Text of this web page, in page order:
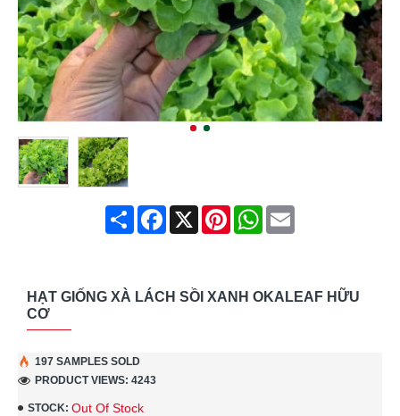
ShareFacebook
X PinterestWhatsApp
Email
HẠT GIỐNG XÀ LÁCH SỒI XANH OKALEAF HỮU
CƠ
STOCK: Out Of Stock
197 SAMPLES SOLD
PRODUCT VIEWS: 4243